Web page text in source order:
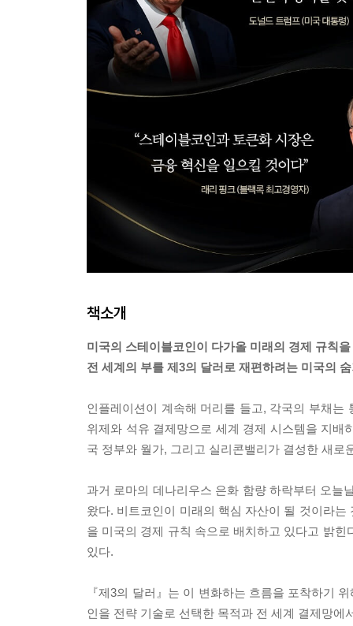
책소개
미국의 스테이블코인이 다가올 미래의 경제 규칙
전 세계의 부를 제3의 달러로 재편하려는 미국의
인플레이션이 계속해 머리를 들고, 각국의 부채
위제와 석유 결제망으로 세계 경제 시스템을 지
국 정부와 월가, 그리고 실리콘밸리가 결성한 새
과거 로마의 데나리우스 은화 함량 하락부터 오늘
왔다. 비트코인이 미래의 핵심 자산이 될 것이라
을 미국의 경제 규칙 속으로 배치하고 있다고 밝
있다.
『제3의 달러』는 이 변화하는 흐름을 포착하기
인을 전략 기술로 선택한 목적과 전 세계 결제망